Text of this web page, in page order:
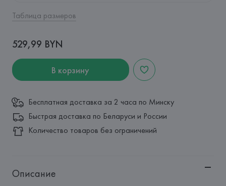
Таблица размеров
529,99 BYN
В корзину
Бесплатная доставка за 2 часа по Минску
Быстрая доставка по Беларуси и России
Количество товаров без ограничений
Описание